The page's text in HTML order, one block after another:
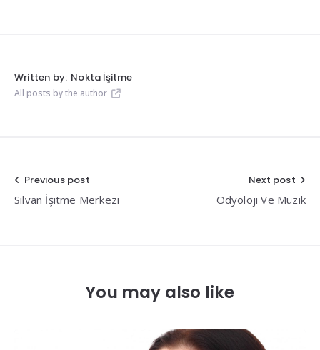
Written by: Nokta İşitme
All posts by the author
Yazı
gezinmesi
Previous post
Silvan İşitme Merkezi
Next post
Odyoloji Ve Müzik
You may also like